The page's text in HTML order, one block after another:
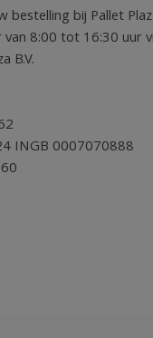
bestelling bij Pallet
8:00 tot 16:30 uur
B.V.
INGB 0007070888